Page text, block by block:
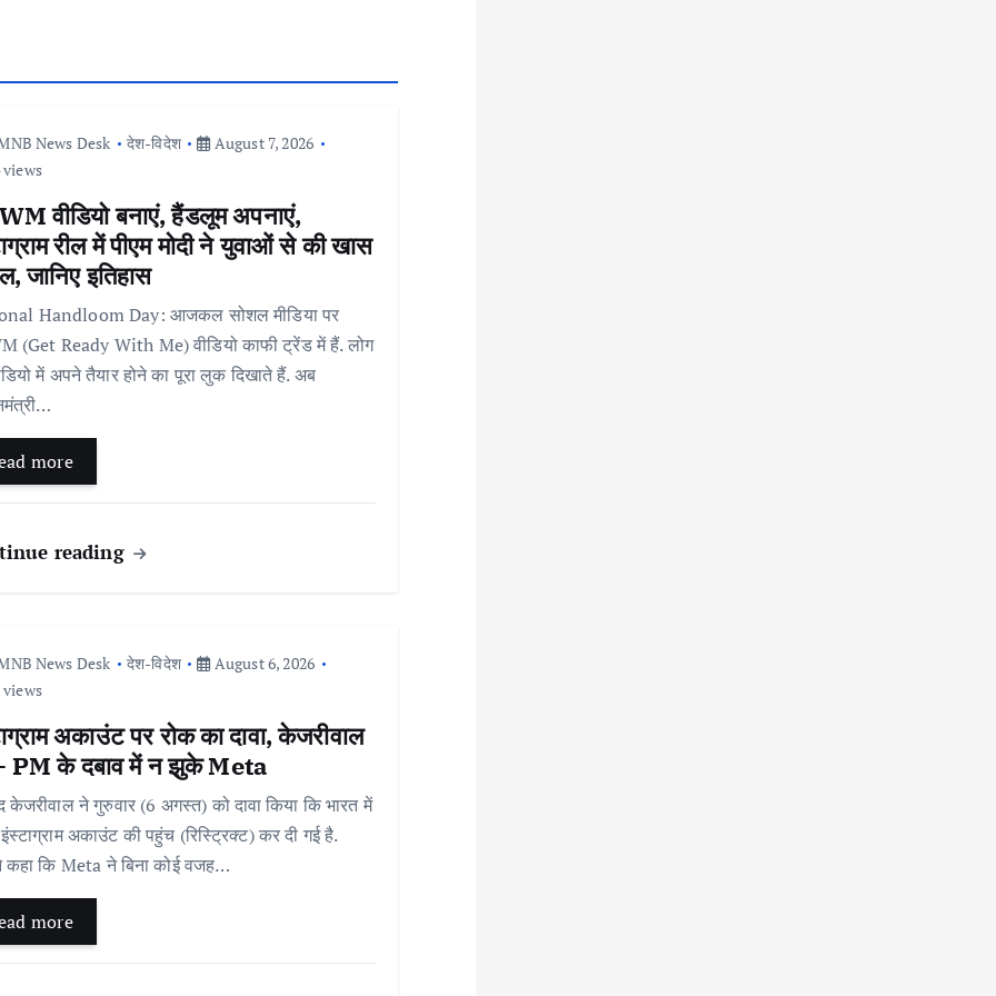
News Desk देश-विदेश
August 7, 2026
views
वीडियो बनाएं, हैंडलूम अपनाएं,
रील में पीएम मोदी ने युवाओं से की खास
जानिए इतिहास
Handloom Day: आजकल सोशल मीडिया पर
(Get Ready With Me) वीडियो काफी ट्रेंड में हैं. लोग
में अपने तैयार होने का पूरा लुक दिखाते हैं. अब
more
reading
News Desk देश-विदेश
August 6, 2026
views
अकाउंट पर रोक का दावा, केजरीवाल
PM के दबाव में न झुके Meta
केजरीवाल ने गुरुवार (6 अगस्त) को दावा किया कि भारत में
अकाउंट की पहुंच (रिस्ट्रिक्ट) कर दी गई है.
कहा कि Meta ने बिना कोई वजह…
more